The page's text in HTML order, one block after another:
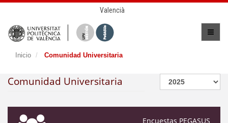
Valencià
Inicio Comunidad Universitaria
Comunidad Universitaria
Encuestas PEGASUS